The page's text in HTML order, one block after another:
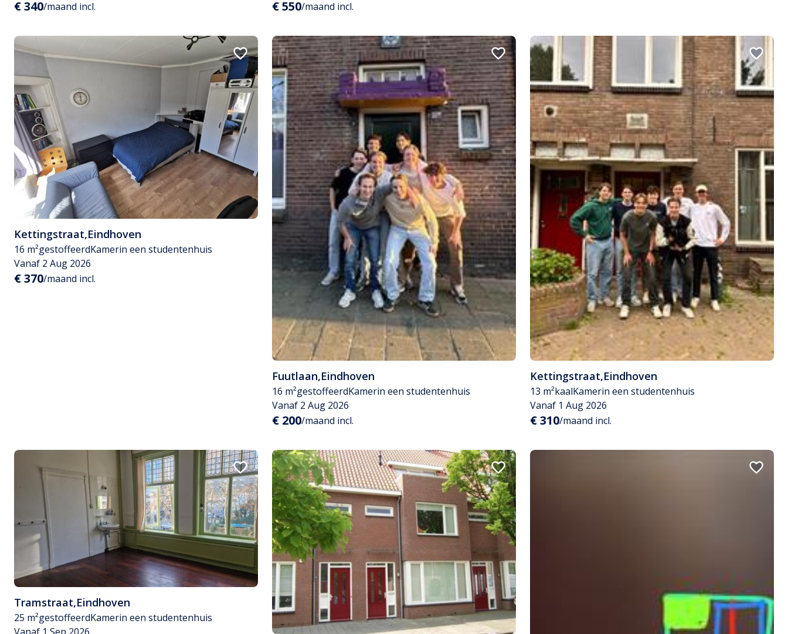
€ 340/maand incl. € 550/maand incl.
Kettingstraat,Eindhoven
16 m²gestoffeerdKamerin een studentenhuis
Vanaf 2 Aug 2026
€ 370/maand incl.
Fuutlaan,Eindhoven
16 m²gestoffeerdKamerin een studentenhuis
Vanaf 2 Aug 2026
€ 200/maand incl.
Kettingstraat,Eindhoven
13 m²kaalKamerin een studentenhuis
Vanaf 1 Aug 2026
€ 310/maand incl.
Tramstraat,Eindhoven
25 m²gestoffeerdKamerin een studentenhuis